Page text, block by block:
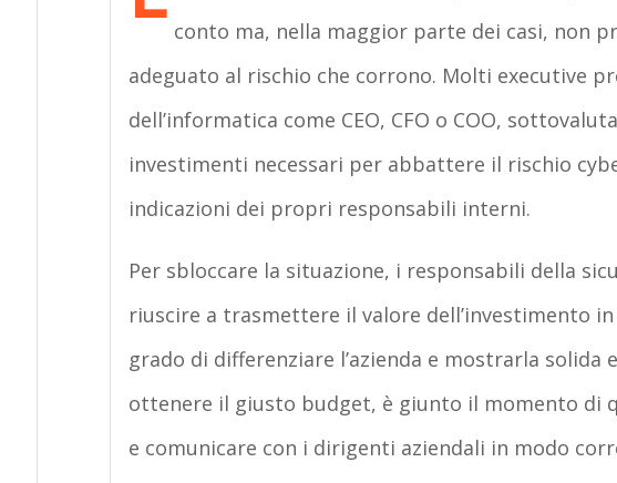
conto ma, nella maggior parte dei casi, non
adeguato al rischio che corrono. Molti executive
dell’informatica come CEO, CFO o COO,
investimenti necessari per abbattere il rischio
indicazioni dei propri responsabili interni.
Per sbloccare la situazione, i responsabili della
riuscire a trasmettere il valore dell’investimento
grado di differenziare l’azienda e mostrarla solida
ottenere il giusto budget, è giunto il momento di
e comunicare con i dirigenti aziendali in modo